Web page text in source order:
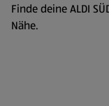
Finde deine ALDI
Nähe.